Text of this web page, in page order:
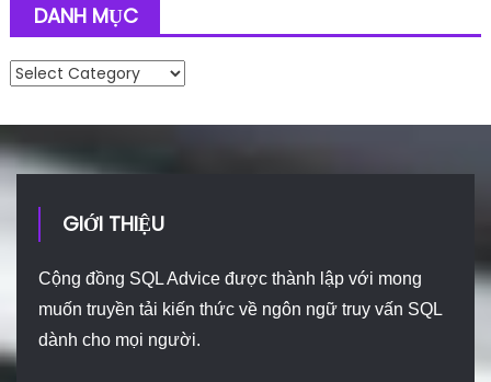
DANH MỤC
Danh mục
GIỚI THIỆU
Cộng đồng SQL Advice được thành lập với mong
muốn truyền tải kiến thức về ngôn ngữ truy vấn SQL
dành cho mọi người.